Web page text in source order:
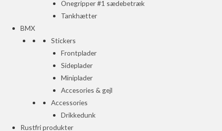
Onegripper #1 sædebetræk
Tankhætter
BMX
Stickers
Frontplader
Sideplader
Miniplader
Accesories & gejl
Accessories
Drikkedunk
Rustfri produkter